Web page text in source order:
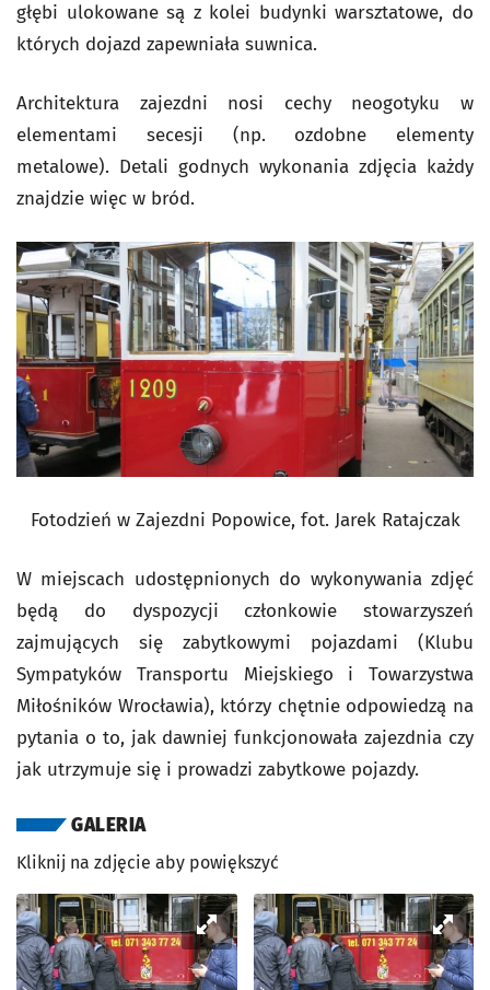
głębi ulokowane są z kolei budynki warsztatowe, do
których dojazd zapewniała suwnica.
Architektura zajezdni nosi cechy neogotyku w
elementami secesji (np. ozdobne elementy
metalowe). Detali godnych wykonania zdjęcia każdy
znajdzie więc w bród.
Fotodzień w Zajezdni Popowice, fot. Jarek Ratajczak
W miejscach udostępnionych do wykonywania zdjęć
będą do dyspozycji członkowie stowarzyszeń
zajmujących się zabytkowymi pojazdami (Klubu
Sympatyków Transportu Miejskiego i Towarzystwa
Miłośników Wrocławia), którzy chętnie odpowiedzą na
pytania o to, jak dawniej funkcjonowała zajezdnia czy
jak utrzymuje się i prowadzi zabytkowe pojazdy.
GALERIA
Kliknij na zdjęcie aby powiększyć